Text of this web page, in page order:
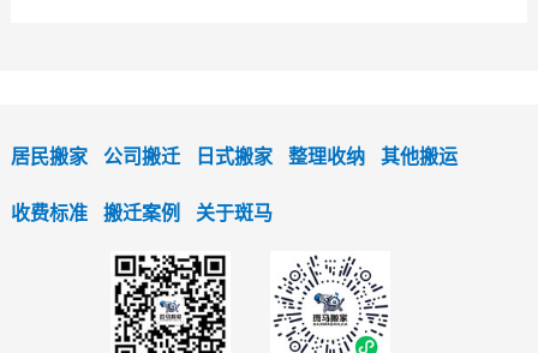
居民搬家 公司搬迁 日式搬家 整理收纳 其他搬运
收费标准 搬迁案例 关于斑马